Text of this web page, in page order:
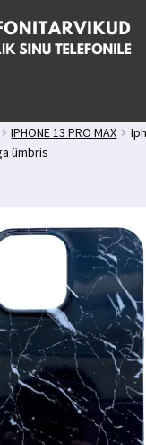
IPHONE 13 PRO MAX
ümbris